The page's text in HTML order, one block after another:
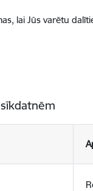
lai Jūs varētu